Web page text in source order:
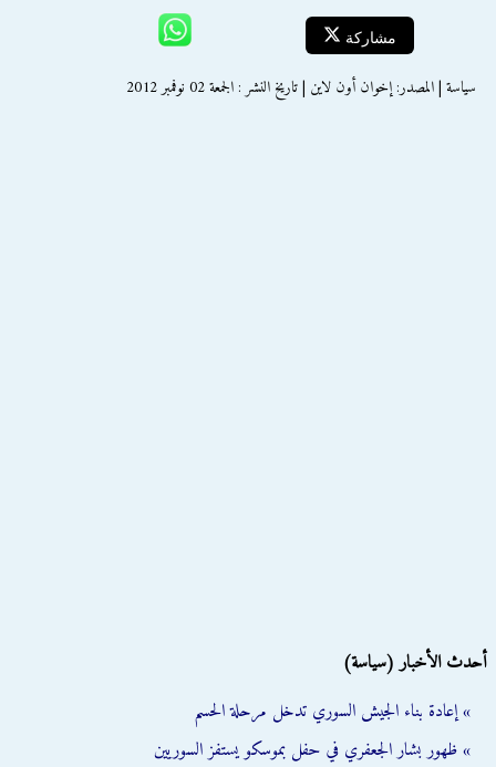
مشاركة
سياسة | المصدر: إخوان أون لاين | تاريخ النشر : الجمعة 02 نوفمبر 2012
أحدث الأخبار (سياسة)
» إعادة بناء الجيش السوري تدخل مرحلة الحسم
» ظهور بشار الجعفري في حفل بموسكو يستفز السوريين